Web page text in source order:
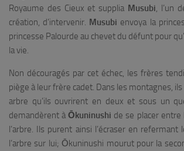
Royaume des Cieux et supplia Musubi, l’un
création, d’intervenir. Musubi envoya la
princesse Palourde au chevet du défunt pour
la vie.
Non découragés par cet échec, les frères
piège à leur frère cadet. Dans les montagnes,
arbre qu’ils ouvrirent en deux et sous un
demandèrent àŌkuninushi de se placer
l’arbre. Ils purent ainsi l’écraser en refermant
l’arbre sur lui; Ōkuninushi mourut pour la